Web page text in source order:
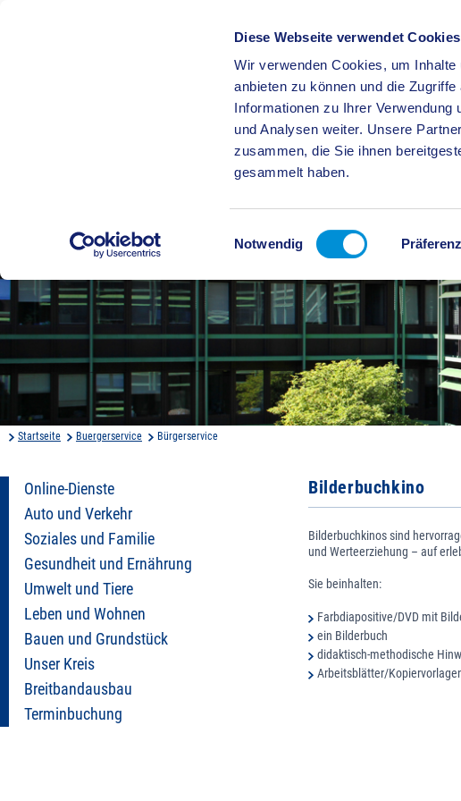
Diese Webseite verwendet Cookies
Wir verwenden Cookies, um
anbieten zu können und die
Informationen zu Ihrer
und Analysen weiter. Unsere
zusammen, die Sie ihnen
gesammelt haben.
Einwilligungsauswahl
Notwendig
BÜRGERSERVICE
Startseite Buergerservice Bürgerservice
Online-Dienste
Auto und Verkehr
Soziales und Familie
Gesundheit und Ernährung
Umwelt und Tiere
Leben und Wohnen
Bauen und Grundstück
Unser Kreis
Breitbandausbau
Terminbuchung
Bilderbuchkino
Bilderbuchkinos sind
und Werteerziehung – auf
Sie beinhalten:
Farbdiapositive/DVD mit
ein Bilderbuch
didaktisch-methodische
Arbeitsblätter/